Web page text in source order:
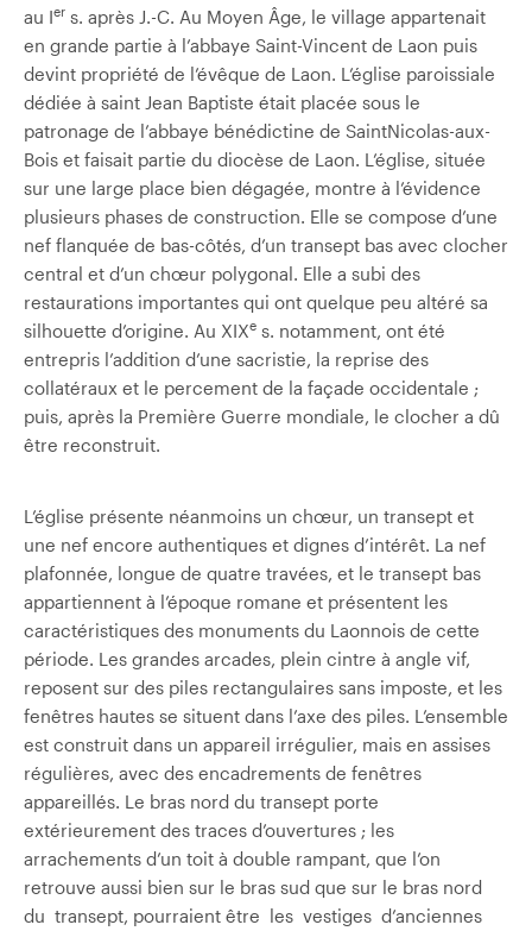
au Ier s. après J.-C. Au Moyen Âge, le village appartenait
en grande partie à l’abbaye Saint-Vincent de Laon puis
devint propriété de l’évêque de Laon. L’église paroissiale
dédiée à saint Jean­ Baptiste était placée sous le
patronage de l’abbaye bénédictine de Saint­Nicolas-aux-
Bois et faisait partie du diocèse de Laon. L’église, située
sur une large place bien dégagée, montre à l’évidence
plusieurs phases de construction. Elle se compose d’une
nef flanquée de bas-côtés, d’un transept bas avec clocher
central et d’un chœur polygonal. Elle a subi des
restaurations importantes qui ont quelque peu altéré sa
silhouette d’origine. Au XIXe s. notamment, ont été
entrepris l’addition d’une sacristie, la reprise des
collatéraux et le percement de la façade occidentale ;
puis, après la Première Guerre mondiale, le clocher a dû
être reconstruit.
L’église présente néanmoins un chœur, un transept et
une nef encore authentiques et dignes d’intérêt. La nef
plafonnée, longue de quatre travées, et le transept bas
appartiennent à l’époque romane et présentent les
caractéristiques des monuments du Laonnois de cette
période. Les grandes arcades, plein cintre à angle vif,
reposent sur des piles rectangulaires sans imposte, et les
fenêtres hautes se situent dans l’axe des piles. L’ensemble
est construit dans un appareil irrégulier, mais en assises
régulières, avec des encadrements de fenêtres
appareillés. Le bras nord du transept porte
extérieurement des traces d’ouvertures ; les
arrachements d’un toit à double rampant, que l’on
retrouve aussi bien sur le bras sud que sur le bras nord
du transept, pourraient être les vestiges d’anciennes